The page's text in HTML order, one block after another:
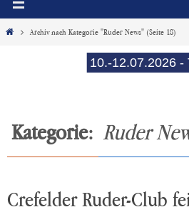
Start Archiv nach Kategorie "Ruder News" (Seite 18)
10.-12.07.2026 -
Kategorie: Ruder
Crefelder Ruder-Club